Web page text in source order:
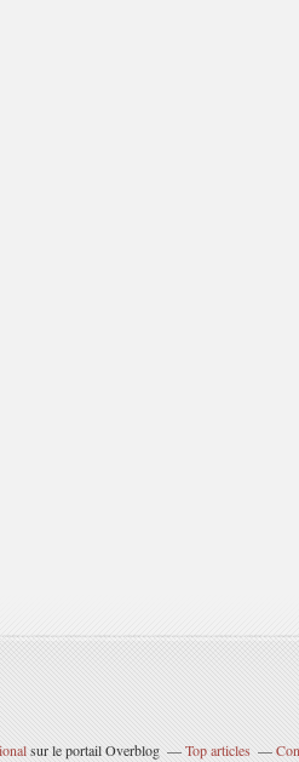
sur le portail Overblog Top articles